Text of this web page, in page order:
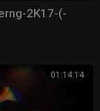
2K17-(-
01:14:14